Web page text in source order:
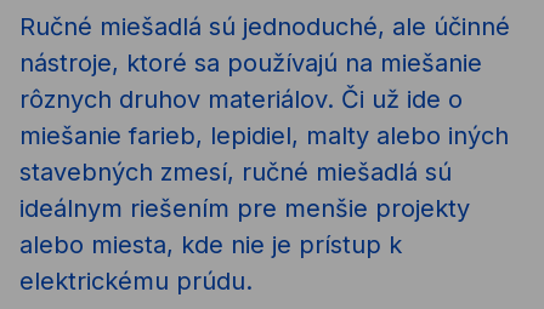
Ručné miešadlá sú jednoduché, ale účinné
nástroje, ktoré sa používajú na miešanie
rôznych druhov materiálov. Či už ide o
miešanie farieb, lepidiel, malty alebo iných
stavebných zmesí, ručné miešadlá sú
ideálnym riešením pre menšie projekty
alebo miesta, kde nie je prístup k
elektrickému prúdu.